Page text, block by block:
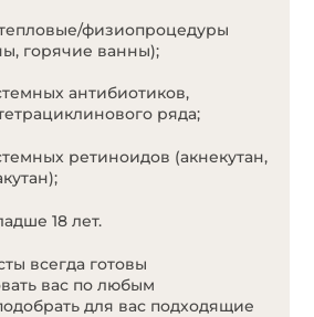
физиопроцедуры
горячие ванны);
антибиотиков,
ряда;
ретиноидов (акнекутан,
18 лет.
всегда готовы
вас по любым
для вас подходящие